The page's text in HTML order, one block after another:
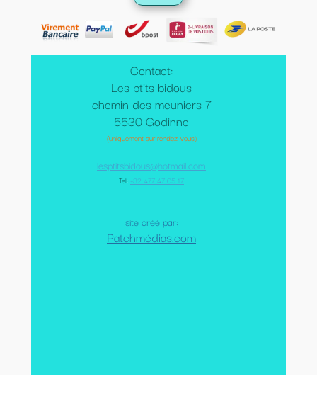
Contact:
Les ptits bidous
chemin des meuniers 7
5530 Godinne
(uniquement sur rendez-vous)
lesptitsbidous@hotmail.com
Tel: +32 477 47 05 17
site créé par:
Patchmédias.com